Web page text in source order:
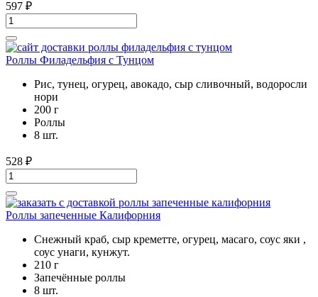
597 ₽
Роллы Филадельфия с Тунцом
Рис, тунец, огурец, авокадо, сыр сливочный, водоросли
нори
200 г
Роллы
8 шт.
528 ₽
Роллы запеченные Калифорния
Снежный краб, сыр креметте, огурец, масаго, соус яки ,
соус унаги, кунжут.
210 г
Запечённые роллы
8 шт.